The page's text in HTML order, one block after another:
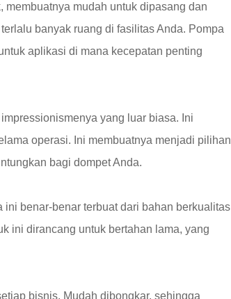
mudah untuk dipasang dan
banyak ruang di fasilitas Anda. Pompa
aplikasi di mana kecepatan penting
yang luar biasa. Ini
operasi. Ini membuatnya menjadi pilihan
bagi dompet Anda.
benar-benar terbuat dari bahan berkualitas
ini dirancang untuk bertahan lama, yang
bisnis. Mudah dibongkar, sehingga